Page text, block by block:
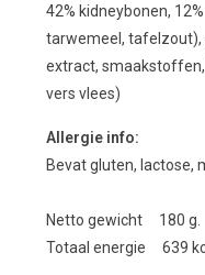
42% kidneybonen,
tarwemeel, tafelzout),
extract, smaakstoffen,
vers vlees)
Allergie info:
Bevat gluten, lactose,
Netto gewicht 180 g.
Totaal energie 639